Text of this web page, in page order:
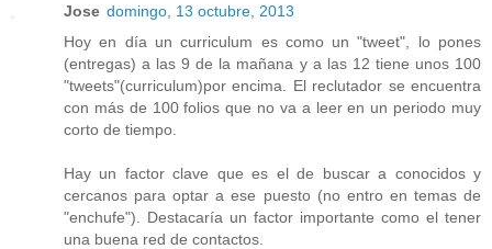
Jose domingo, 13 octubre, 2013
Hoy en día un curriculum es como un "tweet", lo pones
(entregas) a las 9 de la mañana y a las 12 tiene unos 100
"tweets"(curriculum)por encima. El reclutador se encuentra
con más de 100 folios que no va a leer en un periodo muy
corto de tiempo.
Hay un factor clave que es el de buscar a conocidos y
cercanos para optar a ese puesto (no entro en temas de
"enchufe"). Destacaría un factor importante como el tener
una buena red de contactos.